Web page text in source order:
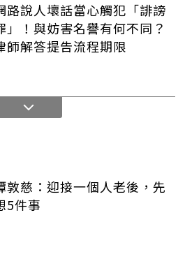
路說人壞話當心觸犯「誹謗
」！與妨害名譽有何不同？
師解答提告流程期限
敦慈：迎接一個人老後，先
5件事